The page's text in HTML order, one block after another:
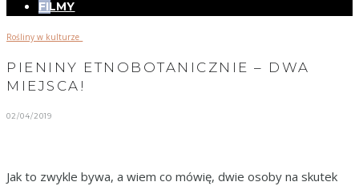
FILMY
Rośliny w kulturze_
PIENINY ETNOBOTANICZNIE – DWA
MIEJSCA!
02/04/2019
Jak to zwykle bywa, a wiem co mówię, dwie osoby na skutek